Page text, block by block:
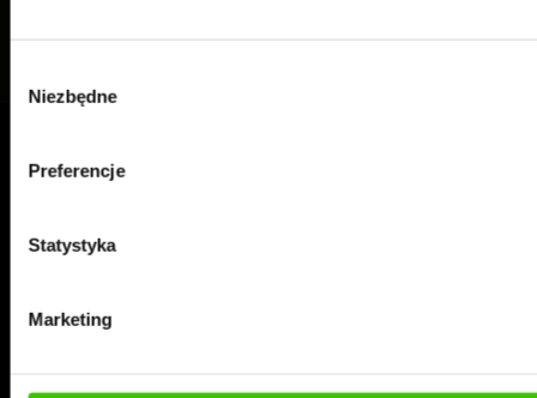
zgody
Niezbędne
Preferencje
Statystyka
Marketing
Bezpłatna konsultacja
eksperta